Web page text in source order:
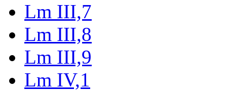
Lm III,7
Lm III,8
Lm III,9
Lm IV,1